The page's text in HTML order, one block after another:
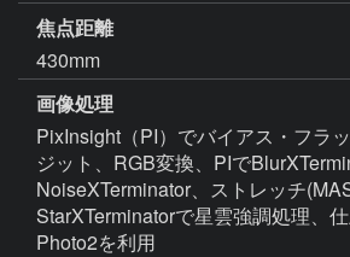
焦点距離
430mm
画像処理
PixInsight（PI）でバイアス・フラ
ジット、RGB変換、PIで
NoiseXTerminator、ストレッチ
StarXTerminatorで星雲強調処理、
Photo2を利用